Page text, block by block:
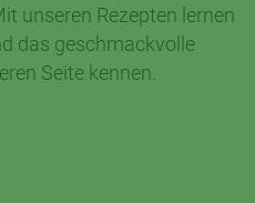
unseren Rezepten lernen
das geschmackvolle
Seite kennen.